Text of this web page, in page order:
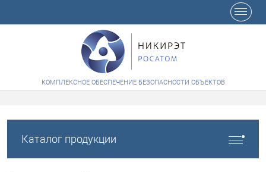
КОМПЛЕКСНОЕ ОБЕСПЕЧЕНИЕ БЕЗОПАСНОСТИ ОБЪЕКТОВ
Каталог продукции